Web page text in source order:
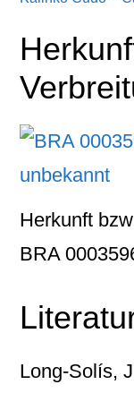
Herkunft
BRA
Long-Solís,